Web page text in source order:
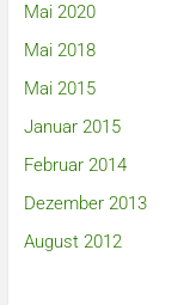
Mai 2020
Mai 2018
Mai 2015
Januar 2015
Februar 2014
Dezember 2013
August 2012